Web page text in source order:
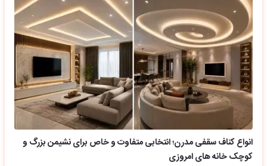
انواع کناف سقفی مدرن؛ انتخابی متفاوت و خاص برای نشیمن بزرگ و
کوچک خانه های امروزی